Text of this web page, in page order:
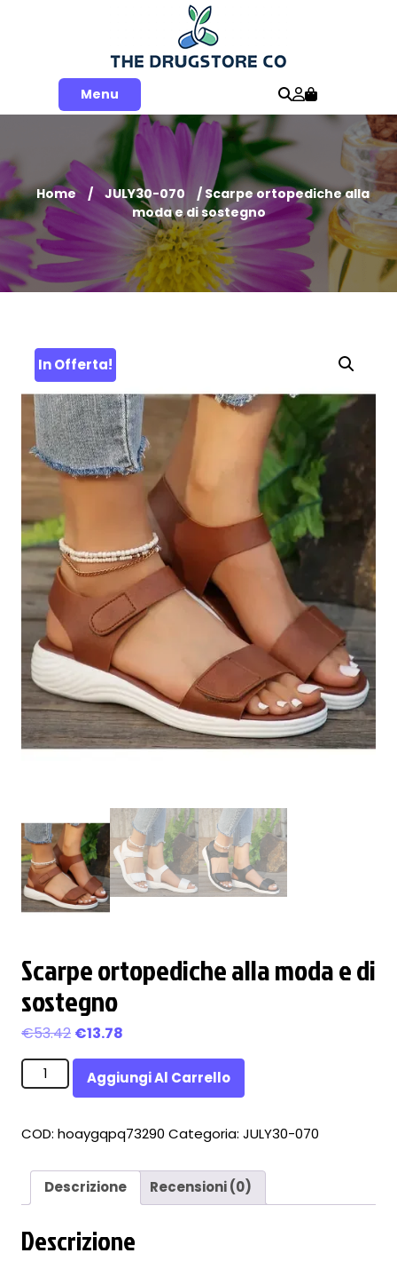
Menu
Home / JULY30-070
/ Scarpe ortopediche alla
moda e di sostegno
In Offerta!
Scarpe ortopediche alla moda e di
sostegno
€53.42 Il
originale
era:
€13.78
attuale
Scarpe
ortopediche
moda
e
sostegno
quantità
Aggiungi Al Carrello
COD: hoaygqpq73290 Categoria: JULY30-070
Descrizione Recensioni (0)
Descrizione